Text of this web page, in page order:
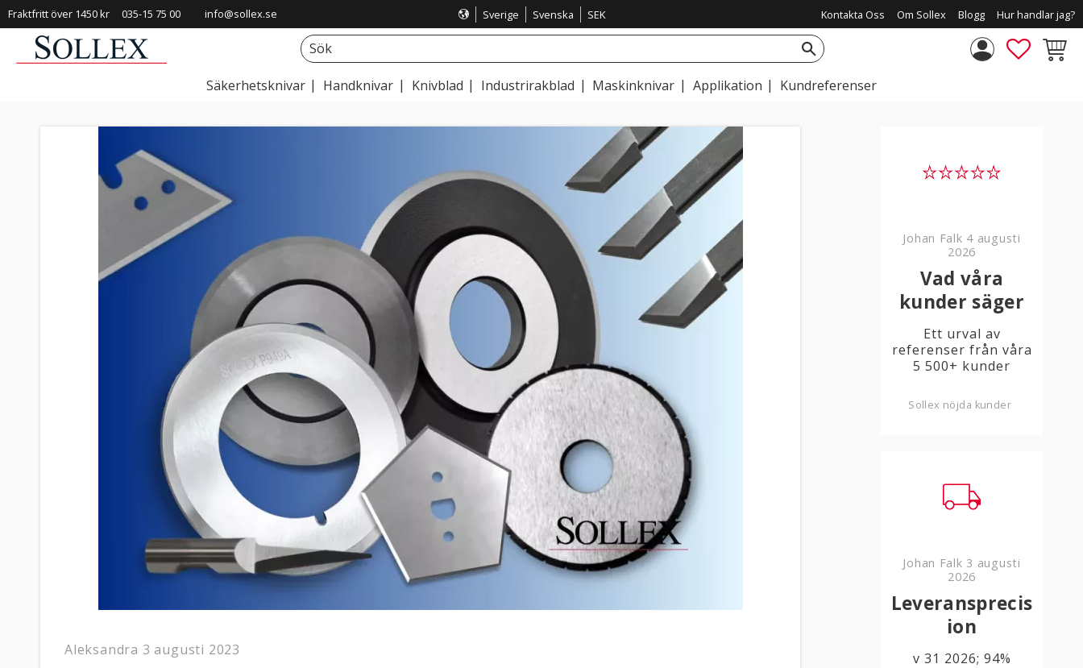
Fraktfritt över 1450 kr 035-15 75 00 info@sollex.se Sverige Svenska SEK Kontakta Oss Om Sollex Blogg Hur handlar jag?
Säkerhetsknivar Handknivar Knivblad Industrirakblad Maskinknivar Applikation Kundreferenser
Aleksandra 3 augusti 2023
Johan Falk 4 augusti
2026
Vad våra
kunder säger
Ett urval av
referenser från våra
5 500+ kunder
Sollex nöjda kunder
Johan Falk 3 augusti
2026
Leveransprecis
ion
v 31 2026; 94%